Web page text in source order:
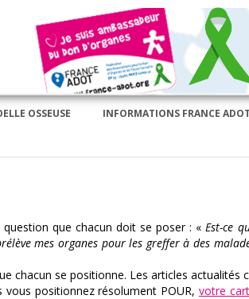
OSSEUSE INFORMATIONS FRANCE ADOT
que chacun doit se poser : «Est-ce
mes organes pour les greffer à des
chacun se positionne. Les articles actualités
positionnez résolument POUR, votre